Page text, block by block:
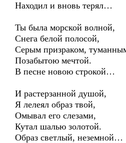
Находил и вновь терял…
Ты была морской волной,
Снега белой полосой,
Серым призраком,
Позабытою мечтой.
В песне новою строкой…
И растерзанной душой,
Я лелеял образ твой,
Омывал его слезами,
Кутал шалью золотой.
Образ светлый, неземной…